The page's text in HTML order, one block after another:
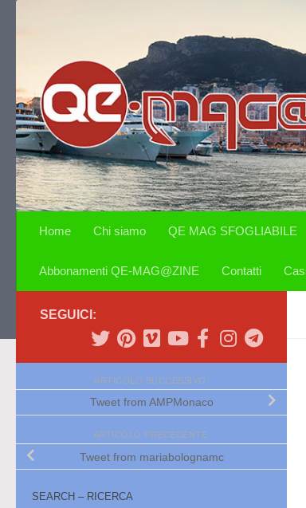
Home Chi siamo QE MAG SFOGLIABILE
Abbonamenti QE-MAG@ZINE Contatti
SEGUICI:
ARTICOLO SUCCESSIVO
Tweet from AMPMonaco
ARTICOLO PRECEDENTE
Tweet from mariabolognamc
SEARCH – RICERCA